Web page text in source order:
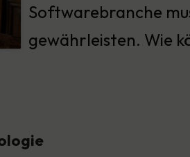
Softwarebranche
gewährleisten. Wie